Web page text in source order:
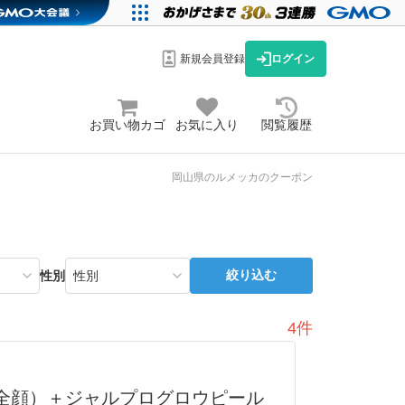
新規会員登録 ログイン
お買い物カゴ お気に入り 閲覧履歴
岡山県のルメッカのクーポン
性別 絞り込む
4件
顔）＋ジャルプログロウピール